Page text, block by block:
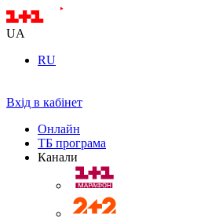
UA
RU
Вхід в кабінет
Онлайн
ТБ програма
Канали